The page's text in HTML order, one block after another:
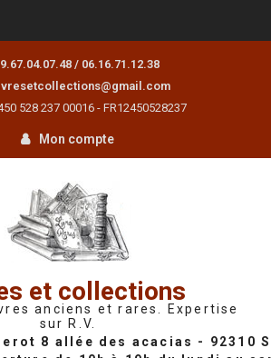
/ 06.16.71.12.38
528 237 00016 - FR12450528237
Mon compte
et collections
anciens et rares. Expertise
sur R.V.